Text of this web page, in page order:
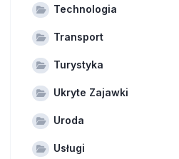
Technologia
Transport
Turystyka
Ukryte Zajawki
Uroda
Usługi